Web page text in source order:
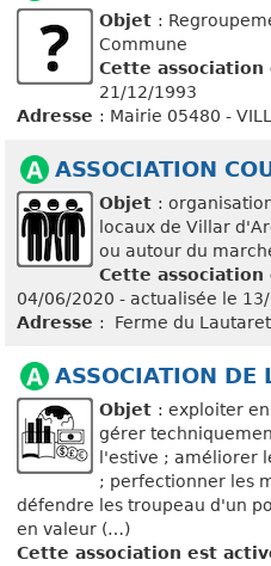
Objet :
Commune
Cette association
21/12/1993
Adresse : Mairie 05480 -
ASSOCIATION
Objet :
locaux de Villar
ou autour du
Cette association
04/06/2020 - actualisée le
Adresse : Ferme du
ASSOCIATION DE
Objet : exploiter
gérer
l'estive ; améliorer
; perfectionner les
défendre les troupeau d'un
en valeur (…)
Cette association est